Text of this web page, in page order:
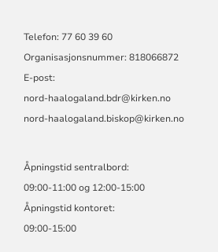
Telefon: 77 60 39 60
Organisasjonsnummer: 818066872
E-post:
nord-haalogaland.bdr@kirken.no
nord-haalogaland.biskop@kirken.no
Åpningstid sentralbord:
09:00-11:00 og 12:00-15:00
Åpningstid kontoret:
09:00-15:00